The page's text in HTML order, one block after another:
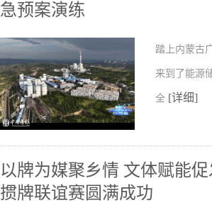
急预案演练
踏上内蒙古
来到了能源
全 [详细]
以牌为媒聚乡情 文体赋能
掼牌联谊赛圆满成功